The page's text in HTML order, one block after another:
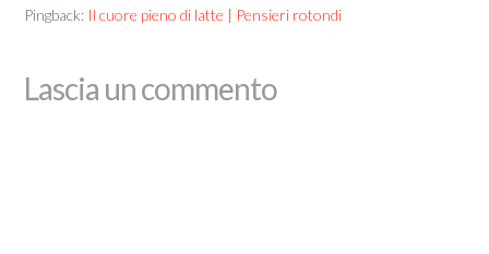
Pingback: Il cuore pieno di latte | Pensieri rotondi
Lascia un commento